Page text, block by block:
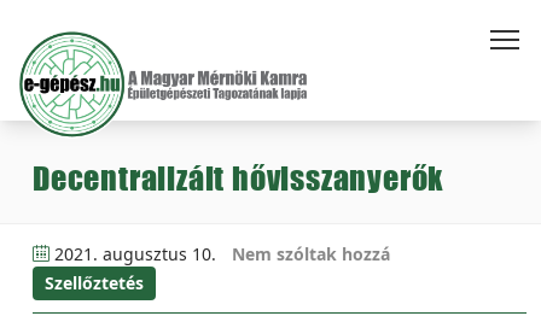
Decentralizált hővisszanyerők
2021. augusztus 10.
Nem szóltak hozzá
Szellőztetés